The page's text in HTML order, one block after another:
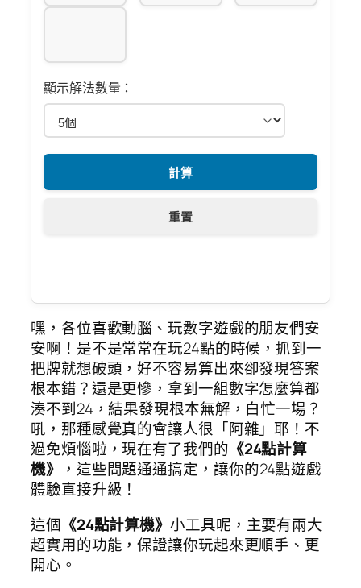
顯示解法數量：
計算
重置
嘿，各位喜歡動腦、玩數字遊戲的朋友們安
安啊！是不是常常在玩24點的時候，抓到一
把牌就想破頭，好不容易算出來卻發現答案
根本錯？還是更慘，拿到一組數字怎麼算都
湊不到24，結果發現根本無解，白忙一場？
吼，那種感覺真的會讓人很「阿雜」耶！不
過免煩惱啦，現在有了我們的 《24點計算
機》
，這些問題通通搞定，讓你的24點遊戲
體驗直接升級！
這個 《24點計算機》小工具呢，主要有兩大
超實用的功能，保證讓你玩起來更順手、更
開心。